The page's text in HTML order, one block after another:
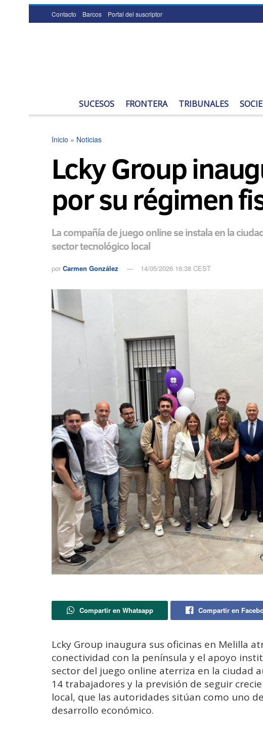
Contacto Barcos Portal del suscriptor
SUCESOS FRONTERA TRIBUNALES
Inicio » Noticias
Lcky Group
por su régimen
La compañía de juego online se instala en la
sector tecnológico local
por Carmen González 14/05/2026 16:38 CEST
Compartir en Whatsapp Compartir en
Lcky Group inaugura sus oficinas en Melilla
conectividad con la península y el apoyo
sector del juego online aterriza en la ciudad
14 trabajadores y la previsión de seguir
local, que las autoridades sitúan como uno
desarrollo económico.